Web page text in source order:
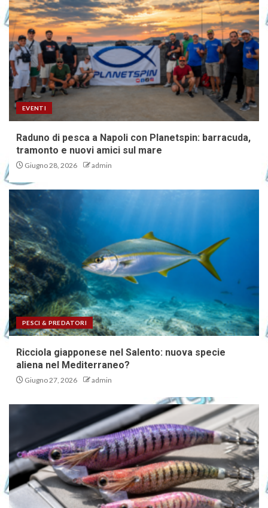
EVENTI
Raduno di pesca a Napoli con Planetspin: barracuda,
tramonto e nuovi amici sul mare
Giugno 28, 2026 admin
PESCI & PREDATORI
Ricciola giapponese nel Salento: nuova specie
aliena nel Mediterraneo?
Giugno 27, 2026 admin